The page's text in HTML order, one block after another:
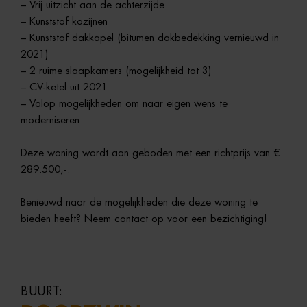
– Vrij uitzicht aan de achterzijde
– Kunststof kozijnen
– Kunststof dakkapel (bitumen dakbedekking vernieuwd in
2021)
– 2 ruime slaapkamers (mogelijkheid tot 3)
– CV-ketel uit 2021
– Volop mogelijkheden om naar eigen wens te
moderniseren
Deze woning wordt aan geboden met een richtprijs van €
289.500,-.
Benieuwd naar de mogelijkheden die deze woning te
bieden heeft? Neem contact op voor een bezichtiging!
BUURT: